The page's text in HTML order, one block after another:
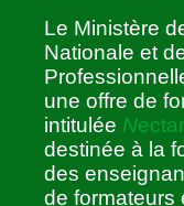
Le Ministère
Nationale et
une offre de
intitulée Nectar
destinée à la
des
de formateurs